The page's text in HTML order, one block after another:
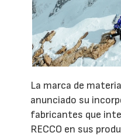
La marca de
anunciado su
fabricantes que
RECCO en sus